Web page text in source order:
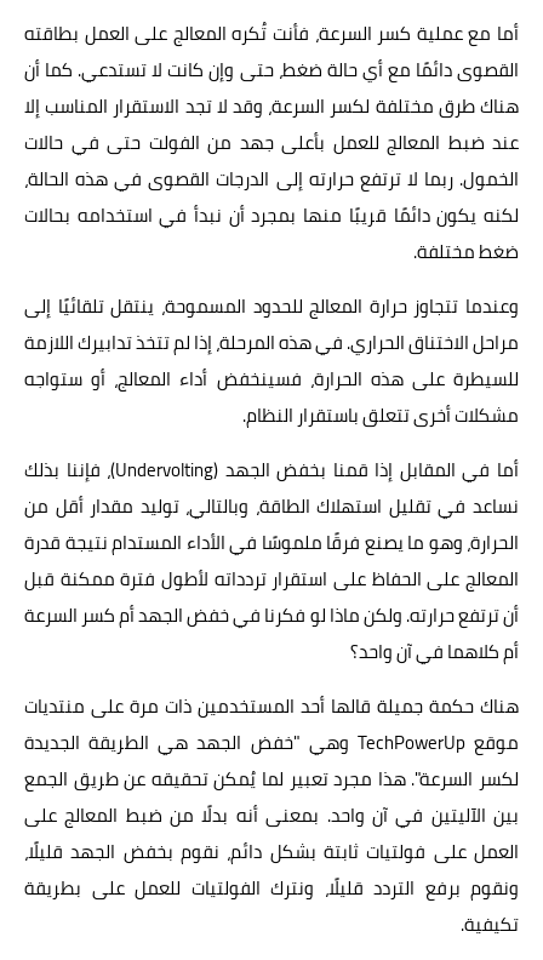
أما مع عملية كسر السرعة، فأنت تُكره المعالج على العمل بطاقته
القصوى دائمًا مع أي حالة ضغط، حتى وإن كانت لا تستدعي. كما أن
هناك طرق مختلفة لكسر السرعة، وقد لا تجد الاستقرار المناسب إلا
عند ضبط المعالج للعمل بأعلى جهد من الفولت حتى في حالات
الخمول. ربما لا ترتفع حرارته إلى الدرجات القصوى في هذه الحالة،
لكنه يكون دائمًا قريبًا منها بمجرد أن نبدأ في استخدامه بحالات
ضغط مختلفة.
وعندما تتجاوز حرارة المعالج للحدود المسموحة، ينتقل تلقائيًا إلى
مراحل الاختناق الحراري. في هذه المرحلة، إذا لم تتخذ تدابيرك اللازمة
للسيطرة على هذه الحرارة، فسينخفض أداء المعالج، أو ستواجه
مشكلات أخرى تتعلق باستقرار النظام.
أما في المقابل إذا قمنا بخفض الجهد (Undervolting)، فإننا بذلك
نساعد في تقليل استهلاك الطاقة، وبالتالي، توليد مقدار أقل من
الحرارة، وهو ما يصنع فرقًا ملموسًا في الأداء المستدام نتيجة قدرة
المعالج على الحفاظ على استقرار تردداته لأطول فترة ممكنة قبل
أن ترتفع حرارته. ولكن ماذا لو فكرنا في خفض الجهد أم كسر السرعة
أم كلاهما في آن واحد؟
هناك حكمة جميلة قالها أحد المستخدمين ذات مرة على منتديات
موقع TechPowerUp وهي "خفض الجهد هي الطريقة الجديدة
لكسر السرعة". هذا مجرد تعبير لما يُمكن تحقيقه عن طريق الجمع
بين الآليتين في آن واحد. بمعنى أنه بدلًا من ضبط المعالج على
العمل على فولتيات ثابتة بشكل دائم، نقوم بخفض الجهد قليلًا،
ونقوم برفع التردد قليلًا، ونترك الفولتيات للعمل على بطريقة
تكيفية.